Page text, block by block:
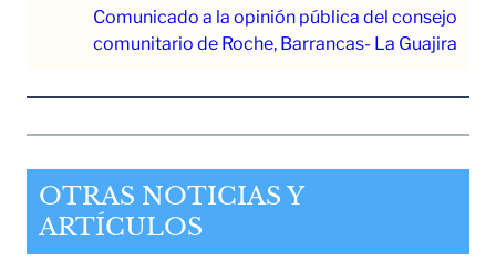
Comunicado a la opinión pública del consejo
comunitario de Roche, Barrancas- La Guajira
OTRAS NOTICIAS Y
ARTÍCULOS